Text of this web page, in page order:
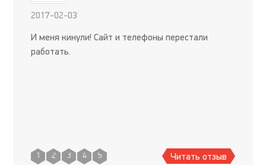
2017-02-03
И меня кинули! Сайт и телефоны перестали
работать.
1 2 3 4 5 Читать отзыв